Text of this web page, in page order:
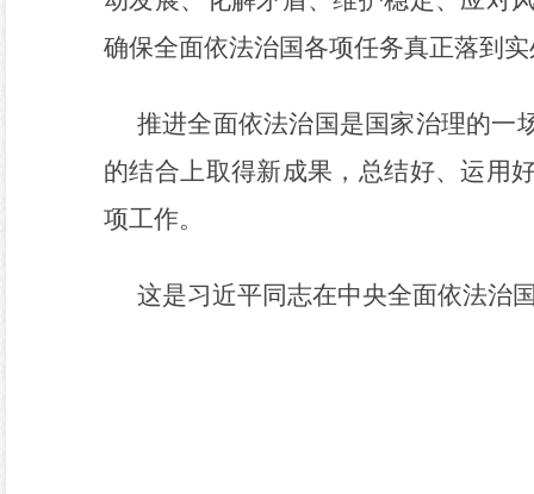
确保全面依法治国各项任务真正落到
推进全面依法治国是国家治理的一
的结合上取得新成果，总结好、运用
项工作。
这是习近平同志在中央全面依法治